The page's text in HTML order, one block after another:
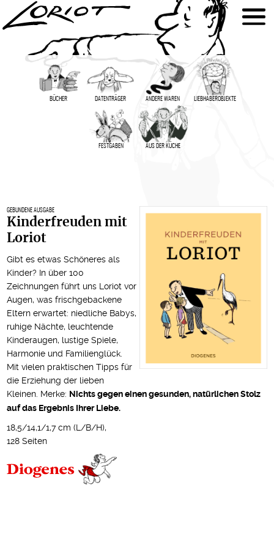
BÜCHER DATENTRÄGER ANDERE WAREN LIEBHABER­OBJEKTE
FESTGABEN AUS DER KÜCHE
GEBUNDENE AUSGABE
Kinderfreuden mit
Loriot
Gibt es etwas Schöneres als
Kinder? In über 100
Zeichnungen führt uns Loriot vor
Augen, was frischgebackene
Eltern erwartet: niedliche Babys,
ruhige Nächte, leuchtende
Kinder­augen, lustige Spiele,
Harmonie und Familienglück.
Mit vielen praktischen Tipps für
die Erziehung der lieben
Kleinen. Merke: Nichts gegen einen gesunden, natür­lichen Stolz
auf das Ergebnis Ihrer Liebe.
18,5/14,1/1,7 cm (L/B/H),
128 Seiten